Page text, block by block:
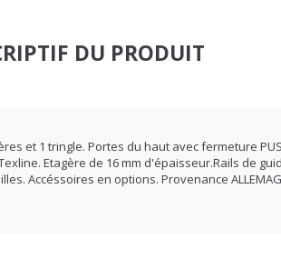
DU PRODUIT
et 1 tringle. Portes du haut avec fermeture
Etagère de 16 mm d'épaisseur.Rails de
Accéssoires en options. Provenance